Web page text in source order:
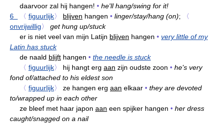
daarvoor zal hij hangen! • he'll hang/swing for it!
6
〈 figuurlijk〉 blijven hangen • linger/stay/hang (on);
〈
onvrijwillig〉
get hung up/stuck
er is niet veel van mijn Latijn blijven hangen • very little of my
Latin has stuck
de naald blijft hangen • the needle is stuck
〈 figuurlijk〉 hij hangt erg aan zijn oudste zoon • he's very
fond of/attached to his eldest son
〈 figuurlijk〉 ze hangen erg aan elkaar • they are devoted
to/wrapped up in each other
ze bleef met haar japon aan een spijker hangen • her dress
caught/snagged on a nail